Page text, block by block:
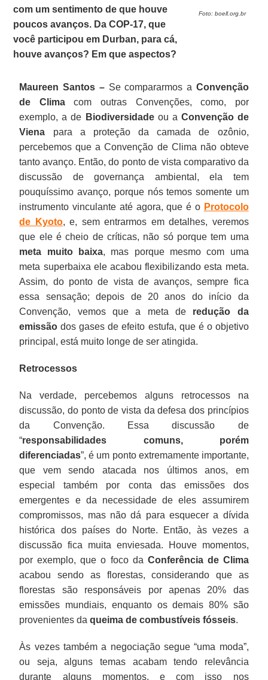
Foto: boell.org.br
com um sentimento de que houve
poucos avanços. Da COP-17, que
você participou em Durban, para cá,
houve avanços? Em que aspectos?
Maureen Santos –Se compararmos a Convenção
de Climacom outras Convenções, como, por
exemplo, a de Biodiversidadeou a Convenção de
Viena para a proteção da camada de ozônio,
percebemos que a Convenção de Clima não obteve
tanto avanço. Então, do ponto de vista comparativo da
discussão de governança ambiental, ela tem
pouquíssimo avanço, porque nós temos somente um
instrumento vinculante até agora, que é o Protocolo
de Kyoto, e, sem entrarmos em detalhes, veremos
que ele é cheio de críticas, não só porque tem uma
meta muito baixa, mas porque mesmo com uma
meta superbaixa ele acabou flexibilizando esta meta.
Assim, do ponto de vista de avanços, sempre fica
essa sensação; depois de 20 anos do início da
Convenção, vemos que a meta de redução da
emissão dos gases de efeito estufa, que é o objetivo
principal, está muito longe de ser atingida.
Retrocessos
Na verdade, percebemos alguns retrocessos na
discussão, do ponto de vista da defesa dos princípios
da Convenção. Essa discussão de
“responsabilidades comuns, porém
diferenciadas”, é um ponto extremamente importante,
que vem sendo atacada nos últimos anos, em
especial também por conta das emissões dos
emergentes e da necessidade de eles assumirem
compromissos, mas não dá para esquecer a dívida
histórica dos países do Norte. Então, às vezes a
discussão fica muita enviesada. Houve momentos,
por exemplo, que o foco da Conferência de Clima
acabou sendo as florestas, considerando que as
florestas são responsáveis por apenas 20% das
emissões mundiais, enquanto os demais 80% são
provenientes daqueima de combustíveis fósseis.
Às vezes também a negociação segue “uma moda”,
ou seja, alguns temas acabam tendo relevância
durante alguns momentos, e com isso nos